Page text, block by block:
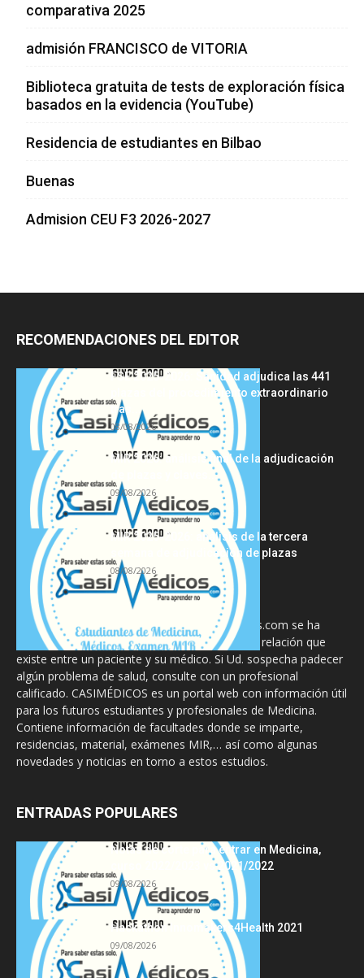
comparativa 2025
admisión FRANCISCO de VITORIA
Biblioteca gratuita de tests de exploración física
basados en la evidencia (YouTube)
Residencia de estudiantes en Bilbao
Buenas
Admision CEU F3 2026-2027
RECOMENDACIONES DEL EDITOR
FSE 2025-2026: Sanidad adjudica las 441
plazas del procedimiento extraordinario
tras...
08/08/2026
MIR 2026: análisis final de la adjudicación
de plazas y claves...
09/08/2026
MIR 2025-2026: análisis de la tercera
semana de adjudicación de plazas
08/08/2026
La información proporcionada en CasiMedicos.com se ha
diseñado para complementar, no substituir, la relación que
existe entre un paciente y su médico. Si Ud. sospecha padecer
algún problema de salud, consulte con un profesional
calificado. CASIMÉDICOS es un portal web con información útil
para los futuros estudiantes y profesionales de Medicina.
Contiene información de facultades donde se imparte,
residencias, material, exámenes MIR,… así como algunas
novedades y noticias en torno a estos estudios.
ENTRADAS POPULARES
Notas de corte para entrar en Medicina,
curso 2022/2023 vs 2021/2022
09/08/2026
Hackathon Innomakers4Health 2021
09/08/2026